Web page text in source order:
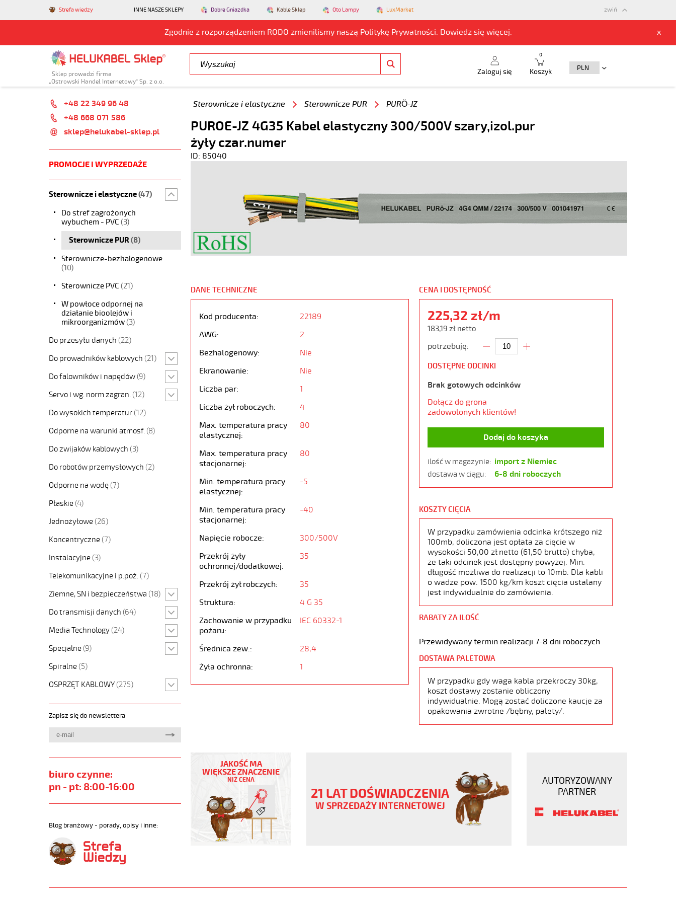
Strefa wiedzy INNE NASZE SKLEPY Dobre Gniazdka Kable Sklep Oto Lampy LuxMarket
Zgodnie z rozporządzeniem RODO zmienilismy naszą Politykę Prywatności. Dowiedz się więcej. x
zwiń
Sklep prowadzi firma
„Ostrowski Handel Internetowy” Sp. z o.o.
Zaloguj się Koszyk
0
+48 22 349 96 48
+48 668 071 586
sklep@helukabel-sklep.pl
PROMOCJE I WYPRZEDAŻE
Sterownicze i elastyczne(47)
Do stref zagrożonych
wybuchem - PVC (3)
Sterownicze PUR (8)
Sterownicze-bezhalogenowe
(10)
Sterownicze PVC (21)
W powłoce odpornej na
działanie bioolejów i
mikroorganizmów(3)
Do przesyłu danych (22)
Do prowadników kablowych (21)
Do falowników i napędów (9)
Servo i wg. norm zagran. (12)
Do wysokich temperatur (12)
Odporne na warunki atmosf. (8)
Do zwijaków kablowych (3)
Do robotów przemysłowych (2)
Odporne na wodę (7)
Płaskie (4)
Jednożyłowe (26)
Koncentryczne (7)
Instalacyjne (3)
Telekomunikacyjne i p.poż. (7)
Ziemne, SN i bezpieczeństwa (18)
Do transmisji danych (64)
Media Technology (24)
Specjalne (9)
Spiralne (5)
OSPRZĘT KABLOWY (275)
Zapisz się do newslettera
biuro czynne:
pn - pt: 8:00-16:00
Blog branżowy - porady, opisy i inne:
Sterownicze i elastyczne Sterownicze PUR PURÖ-JZ
PUROE-JZ 4G35 Kabel elastyczny 300/500V szary,izol.pur
żyły czar.numer
ID: 85040
DANE TECHNICZNE
Kod producenta:
22189
AWG:
2
Bezhalogenowy:
Nie
Ekranowanie:
Nie
Liczba par:
1
Liczba żył roboczych:
4
Max. temperatura pracy
elastycznej:
80
Max. temperatura pracy
stacjonarnej:
80
Min. temperatura pracy
elastycznej:
-5
Min. temperatura pracy
stacjonarnej:
-40
Napięcie robocze:
300/500V
Przekrój żyły
ochronnej/dodatkowej:
35
Przekrój żył robczych:
35
Struktura:
4 G 35
Zachowanie w przypadku
pożaru:
IEC 60332-1
Średnica zew.:
28,4
Żyła ochronna:
1
CENA I DOSTĘPNOŚĆ
225,32 zł/m
183,19 zł netto
potrzebuję:
DOSTĘPNE ODCINKI
Brak gotowych odcinków
Dołącz do grona
zadowolonych klientów!
Dodaj do koszyka
ilość w magazynie: import z Niemiec
dostawa w ciągu: 6-8 dni roboczych
KOSZTY CIĘCIA
W przypadku zamówienia odcinka krótszego niż
100mb, doliczona jest opłata za cięcie w
wysokości 50,00 zł netto (61,50 brutto) chyba,
że taki odcinek jest dostępny powyżej. Min.
długość możliwa do realizacji to 10mb. Dla kabli
o wadze pow. 1500 kg/km koszt cięcia ustalany
jest indywidualnie do zamówienia.
RABATY ZA ILOŚĆ
Przewidywany termin realizacji 7-8 dni roboczych
DOSTAWA PALETOWA
W przypadku gdy waga kabla przekroczy 30kg,
koszt dostawy zostanie obliczony
indywidualnie. Mogą zostać doliczone kaucje za
opakowania zwrotne /bębny, palety/.
4G35
Kabel
300/500V
szary,izol.pur
czar.numer
https://www.static.helukabel-
sklep.pl/puroe-
JAKOŚĆ MA
WIĘKSZE ZNACZENIE
NIŻ CENA
21 LAT DOŚWIADCZENIA
W SPRZEDAŻY INTERNETOWEJ
AUTORYZOWANY
PARTNER